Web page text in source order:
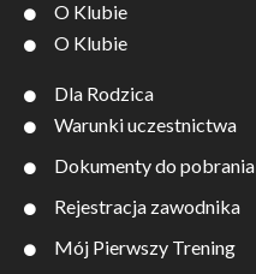
O Klubie
O Klubie
Dla Rodzica
Warunki uczestnictwa
Dokumenty do pobrania
Rejestracja zawodnika
Mój Pierwszy Trening